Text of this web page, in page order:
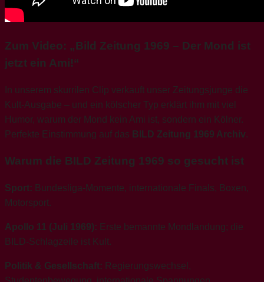
Zum Video: „Bild Zeitung 1969 – Der Mond ist
jetzt ein Ami!“
In unserem skurrilen Clip verkauft unser Zeitungsjunge die
Kult-Ausgabe – und ein kölscher Typ erklärt ihm mit viel
Humor, warum der Mond kein Ami ist, sondern ein Kölner.
Perfekte Einstimmung auf das BILD Zeitung 1969 Archiv.
Warum die BILD Zeitung 1969 so gesucht ist
Sport: Bundesliga-Momente, internationale Finals, Boxen,
Motorsport.
Apollo 11 (Juli 1969): Erste bemannte Mondlandung; die
BILD-Schlagzeile ist Kult.
Politik & Gesellschaft: Regierungswechsel,